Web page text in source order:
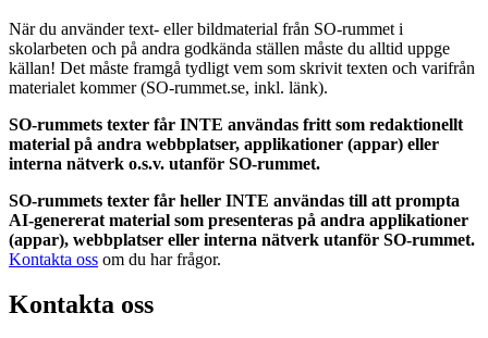
När du använder text- eller bildmaterial från SO-rummet i
skolarbeten och på andra godkända ställen måste du alltid uppge
källan! Det måste framgå tydligt vem som skrivit texten och varifrån
materialet kommer (SO-rummet.se, inkl. länk).
SO-rummets texter får INTE användas fritt som redaktionellt
material på andra webbplatser, applikationer (appar) eller
interna nätverk o.s.v. utanför SO-rummet.
SO-rummets texter får heller INTE användas till att prompta
AI-genererat material som presenteras på andra applikationer
(appar), webbplatser eller interna nätverk utanför SO-rummet.
Kontakta oss om du har frågor.
Kontakta oss